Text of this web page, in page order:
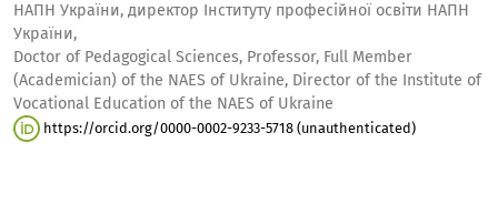
НАПН України, директор Інституту професійної освіти НАПН
України,
Doctor of Pedagogical Sciences, Professor, Full Member
(Academician) of the NAES of Ukraine, Director of the Institute of
Vocational Education of the NAES of Ukraine
https://orcid.org/0000-0002-9233-5718 (unauthenticated)